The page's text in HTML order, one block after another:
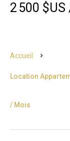
2 500
Accueil
Location
/ Mois